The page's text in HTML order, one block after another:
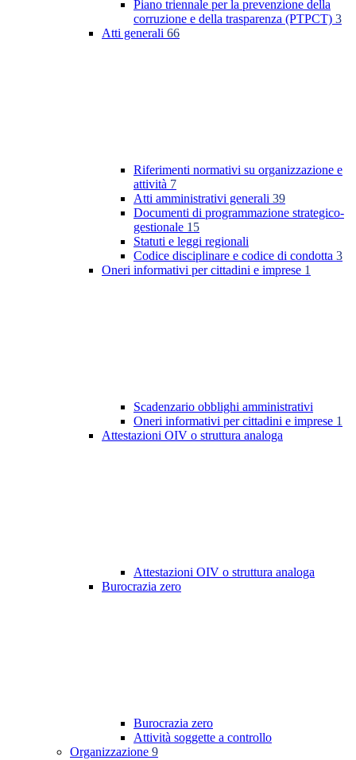
Piano triennale per la prevenzione della
corruzione e della trasparenza (PTPCT) 3
Atti generali 66
Riferimenti normativi su organizzazione e
attività 7
Atti amministrativi generali 39
Documenti di programmazione strategico-
gestionale 15
Statuti e leggi regionali
Codice disciplinare e codice di condotta 3
Oneri informativi per cittadini e imprese 1
Scadenzario obblighi amministrativi
Oneri informativi per cittadini e imprese 1
Attestazioni OIV o struttura analoga
Attestazioni OIV o struttura analoga
Burocrazia zero
Burocrazia zero
Attività soggette a controllo
Organizzazione 9